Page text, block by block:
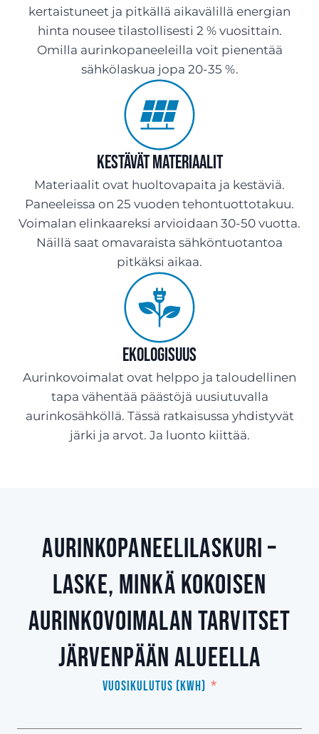
kertaistuneet ja pitkällä aikavälillä energian
hinta nousee tilastollisesti 2 % vuosittain.
Omilla aurinkopaneeleilla voit pienentää
sähkölaskua jopa 20-35 %.
Kestävät materiaalit
Materiaalit ovat huoltovapaita ja kestäviä.
Paneeleissa on 25 vuoden tehontuottotakuu.
Voimalan elinkaareksi arvioidaan 30-50 vuotta.
Näillä saat omavaraista sähköntuotantoa
pitkäksi aikaa.
Ekologisuus
Aurinkovoimalat ovat helppo ja taloudellinen
tapa vähentää päästöjä uusiutuvalla
aurinkosähköllä. Tässä ratkaisussa yhdistyvät
järki ja arvot. Ja luonto kiittää.
Aurinkopaneelilaskuri –
laske, minkä kokoisen
aurinkovoimalan tarvitset
Järvenpään alueella
Vuosikulutus (kWh)